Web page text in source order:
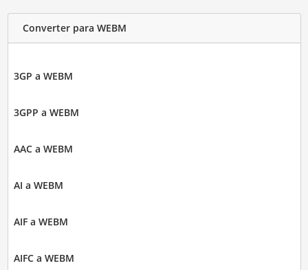
Converter para WEBM
3GP a WEBM
3GPP a WEBM
AAC a WEBM
AI a WEBM
AIF a WEBM
AIFC a WEBM